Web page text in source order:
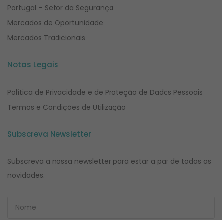
Portugal – Setor da Segurança
Mercados de Oportunidade
Mercados Tradicionais
Notas Legais
Política de Privacidade e de Proteção de Dados Pessoais
Termos e Condições de Utilização
Subscreva Newsletter
Subscreva a nossa newsletter para estar a par de todas as
novidades.